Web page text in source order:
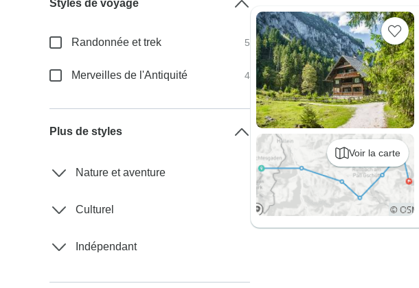
Voir la carte
Styles de voyage
Randonnée et trek 5
Merveilles de l'Antiquité 4
Plus de styles
Nature et aventure
Culturel
Indépendant